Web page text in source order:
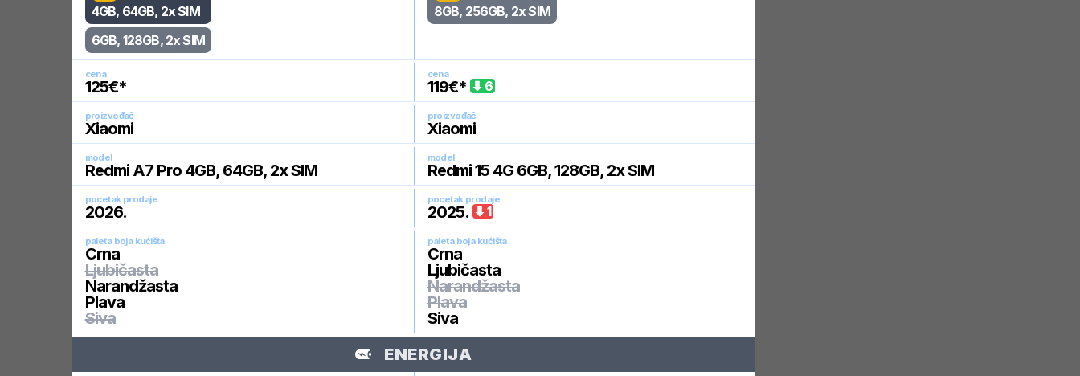
4GB, 64GB, 2x SIM
6GB, 128GB, 2x SIM
8GB, 256GB, 2x SIM
cena
125€*
cena
119€* 6
proizvođač
Xiaomi
proizvođač
Xiaomi
model
Redmi A7 Pro 4GB, 64GB, 2x SIM
model
Redmi 15 4G 6GB, 128GB, 2x SIM
pocetak prodaje
2026.
pocetak prodaje
2025. 1
paleta boja kućišta
Crna
Ljubičasta
Narandžasta
Plava
Siva
paleta boja kućišta
Crna
Ljubičasta
Narandžasta
Plava
Siva
ENERGIJA